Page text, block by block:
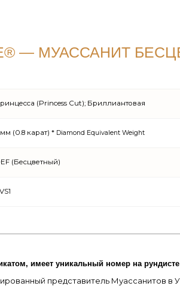
— МУАССАНИТ
(Princess Cut); Бриллиантовая
(0.8 карат) * Diamond Equivalent Weight
(Бесцветный)
имеет уникальный номер на
представитель Муассанитов в